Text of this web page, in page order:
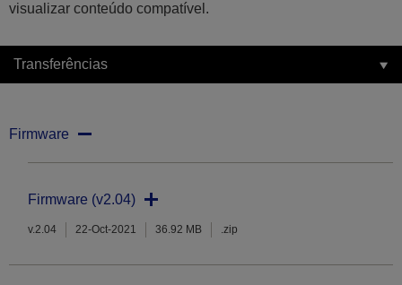
visualizar conteúdo compatível.
Transferências
Firmware
Firmware (v2.04)
v.2.04 22-Oct-2021 36.92 MB .zip